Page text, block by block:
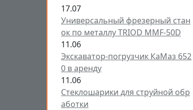
17.07
Универсальный фрезерный стан
ок по металлу TRIOD MMF-50D
11.06
Экскаватор-погрузчик КаМаз 652
0 в аренду
11.06
Стеклошарики для струйной обр
аботки